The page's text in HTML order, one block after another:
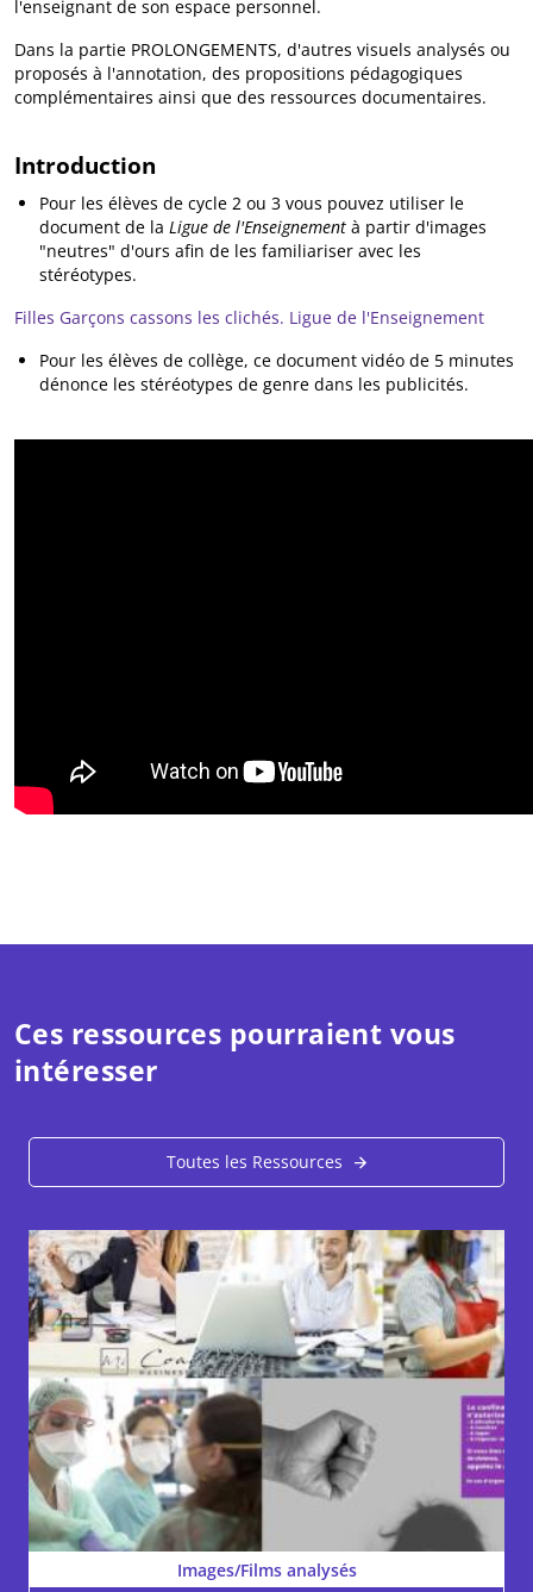
l'enseignant de son espace personnel.
Dans la partie PROLONGEMENTS, d'autres visuels analysés ou
proposés à l'annotation, des propositions pédagogiques
complémentaires ainsi que des ressources documentaires.
Introduction
Pour les élèves de cycle 2 ou 3 vous pouvez utiliser le
document de la Ligue de l'Enseignement à partir d'images
"neutres" d'ours afin de les familiariser avec les
stéréotypes.
Filles Garçons cassons les clichés. Ligue de l'Enseignement
Pour les élèves de collège, ce document vidéo de 5 minutes
dénonce les stéréotypes de genre dans les publicités.
Ces ressources pourraient vous
intéresser
Toutes les Ressources
Images/Films analysés